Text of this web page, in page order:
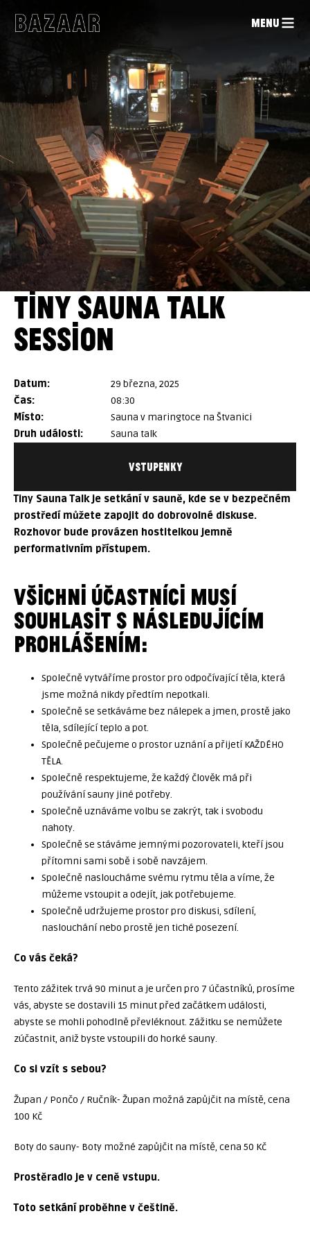
MENU
TINY SAUNA TALK
SESSION
datum:
29 března, 2025
čas:
08:30
místo:
Sauna v maringtoce na Štvanici
druh události:
Sauna talk
VSTUPENKY
Tiny Sauna Talk je setkání v sauně, kde se v bezpečném
prostředí můžete zapojit do dobrovolné diskuse.
Rozhovor bude provázen hostitelkou jemně
performativním přístupem.
VŠICHNI ÚČASTNÍCI MUSÍ
SOUHLASIT S NÁSLEDUJÍCÍM
PROHLÁŠENÍM:
Společně vytváříme prostor pro odpočívající těla, která
jsme možná nikdy předtím nepotkali.
Společně se setkáváme bez nálepek a jmen, prostě jako
těla, sdílející teplo a pot.
Společně pečujeme o prostor uznání a přijetí KAŽDÉHO
TĚLA.
Společně respektujeme, že každý člověk má při
používání sauny jiné potřeby.
Společně uznáváme volbu se zakrýt, tak i svobodu
nahoty.
Společně se stáváme jemnými pozorovateli, kteří jsou
přítomni sami sobě i sobě navzájem.
Společně nasloucháme svému rytmu těla a víme, že
můžeme vstoupit a odejít, jak potřebujeme.
Společně udržujeme prostor pro diskusi, sdílení,
naslouchání nebo prostě jen tiché posezení.
Co vás čeká?
Tento zážitek trvá 90 minut a je určen pro 7 účastníků, prosíme
vás, abyste se dostavili 15 minut před začátkem události,
abyste se mohli pohodlně převléknout. Zážitku se nemůžete
zúčastnit, aniž byste vstoupili do horké sauny.
Co si vzít s sebou?
Župan / Pončo / Ručník- Župan možná zapůjčit na místě, cena
100 Kč
Boty do sauny- Boty možné zapůjčit na místě, cena 50 Kč
Prostěradlo je v ceně vstupu.
Toto setkání proběhne v češtině.